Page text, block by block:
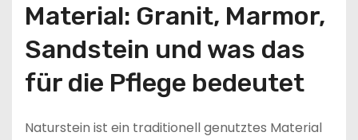
Material: Granit, Marmor,
Sandstein und was das
für die Pflege bedeutet
Naturstein ist ein traditionell genutztes Material